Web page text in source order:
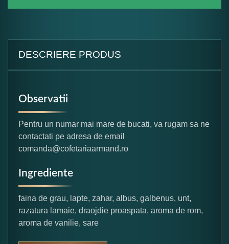
DESCRIERE PRODUS
Observatii
Pentru un numar mai mare de bucati, va rugam sa ne
contactati pe adresa de email
comanda@cofetariaarmand.ro
Ingrediente
faina de grau, lapte, zahar, albus, galbenus, unt,
razatura lamaie, draojdie proaspata, aroma de rom,
aroma de vanilie, sare